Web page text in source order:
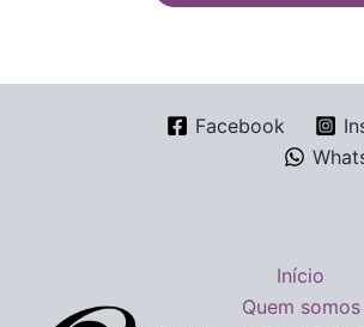
Facebook
Início
Quem somos